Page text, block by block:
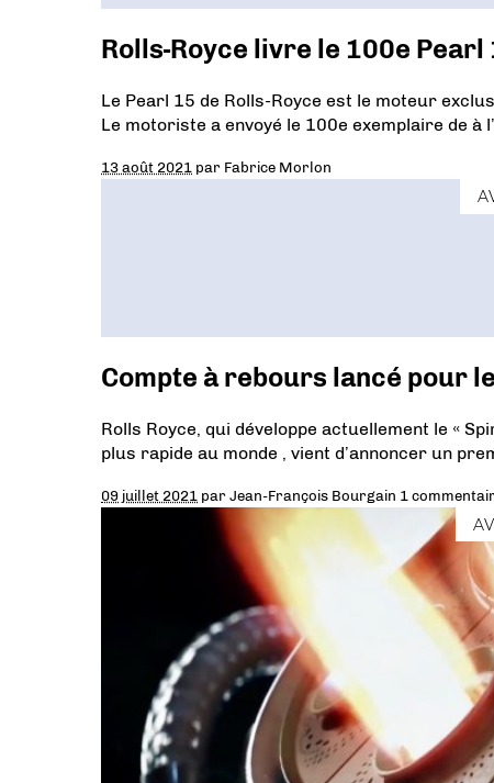
Rolls-Royce livre le 100e
Le Pearl 15 de Rolls-Royce est le moteur
Le motoriste a envoyé le 100e exemplaire de à
13 août 2021 par Fabrice Morlon
Compte à rebours lancé pour
Rolls Royce, qui développe actuellement le «
plus rapide au monde , vient d’annoncer un
09 juillet 2021 parJean-François Bourgain 1